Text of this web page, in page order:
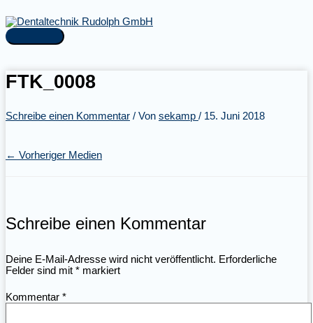
Inhalt
springen
Hauptmenü
FTK_0008
Schreibe einen Kommentar / Von sekamp / 15. Juni 2018
← Vorheriger Medien
Schreibe einen Kommentar
Deine E-Mail-Adresse wird nicht veröffentlicht. Erforderliche
Felder sind mit * markiert
Kommentar *